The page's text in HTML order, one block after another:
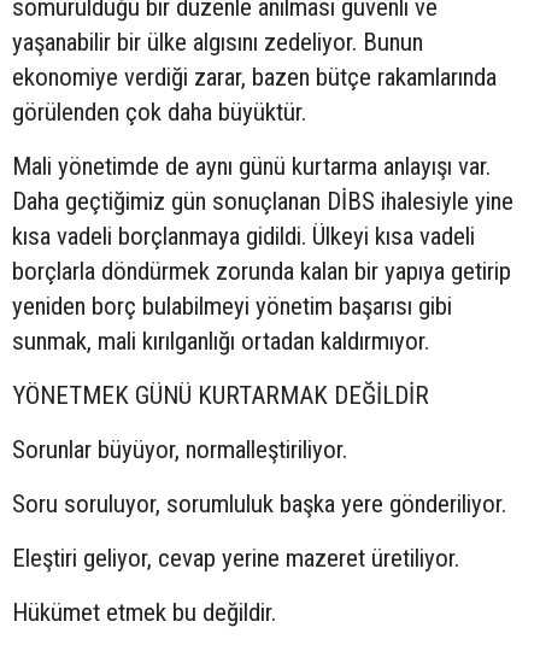
sömürüldüğü bir düzenle anılması güvenli ve
yaşanabilir bir ülke algısını zedeliyor. Bunun
ekonomiye verdiği zarar, bazen bütçe rakamlarında
görülenden çok daha büyüktür.
Mali yönetimde de aynı günü kurtarma anlayışı var.
Daha geçtiğimiz gün sonuçlanan DİBS ihalesiyle yine
kısa vadeli borçlanmaya gidildi. Ülkeyi kısa vadeli
borçlarla döndürmek zorunda kalan bir yapıya getirip
yeniden borç bulabilmeyi yönetim başarısı gibi
sunmak, mali kırılganlığı ortadan kaldırmıyor.
YÖNETMEK GÜNÜ KURTARMAK DEĞİLDİR
Sorunlar büyüyor, normalleştiriliyor.
Soru soruluyor, sorumluluk başka yere gönderiliyor.
Eleştiri geliyor, cevap yerine mazeret üretiliyor.
Hükümet etmek bu değildir.